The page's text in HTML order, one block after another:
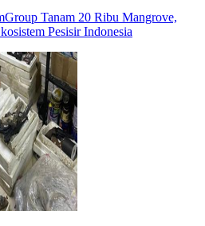
Tanam 20 Ribu Mangrove,
Pesisir Indonesia